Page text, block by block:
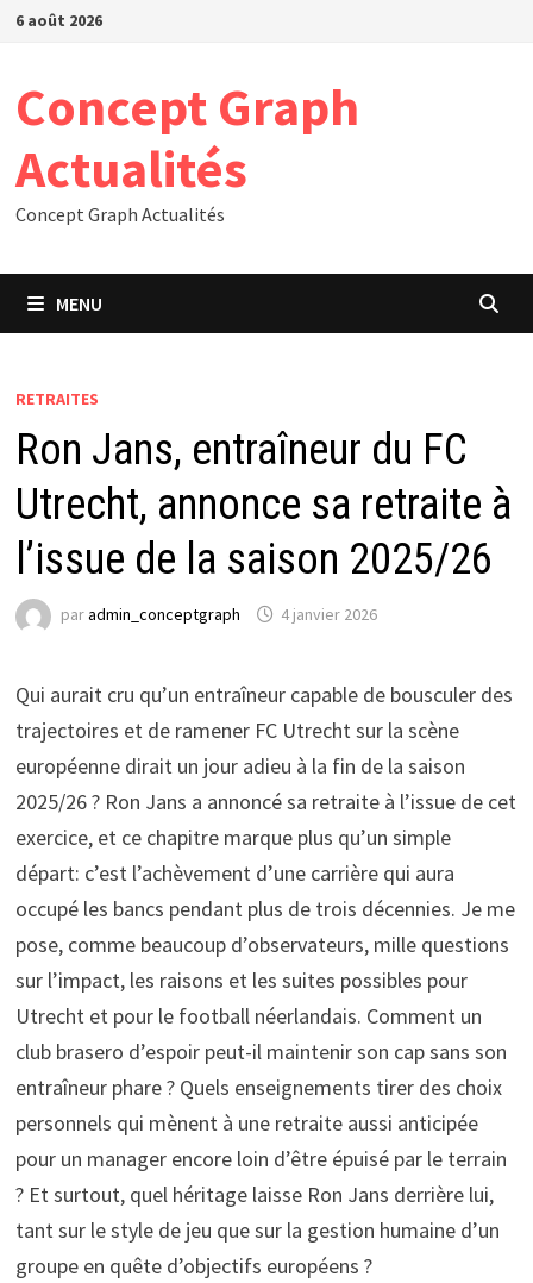
Passer
6 août 2026
Concept Graph
Actualités
Concept Graph Actualités
MENU
RETRAITES
Ron Jans, entraîneur du FC
Utrecht, annonce sa retraite à
l’issue de la saison 2025/26
paradmin_conceptgraph 4 janvier 2026
Qui aurait cru qu’un entraîneur capable de bousculer des
trajectoires et de ramener FC Utrecht sur la scène
européenne dirait un jour adieu à la fin de la saison
2025/26 ? Ron Jans a annoncé sa retraite à l’issue de cet
exercice, et ce chapitre marque plus qu’un simple
départ: c’est l’achèvement d’une carrière qui aura
occupé les bancs pendant plus de trois décennies. Je me
pose, comme beaucoup d’observateurs, mille questions
sur l’impact, les raisons et les suites possibles pour
Utrecht et pour le football néerlandais. Comment un
club brasero d’espoir peut-il maintenir son cap sans son
entraîneur phare ? Quels enseignements tirer des choix
personnels qui mènent à une retraite aussi anticipée
pour un manager encore loin d’être épuisé par le terrain
? Et surtout, quel héritage laisse Ron Jans derrière lui,
tant sur le style de jeu que sur la gestion humaine d’un
groupe en quête d’objectifs européens ?